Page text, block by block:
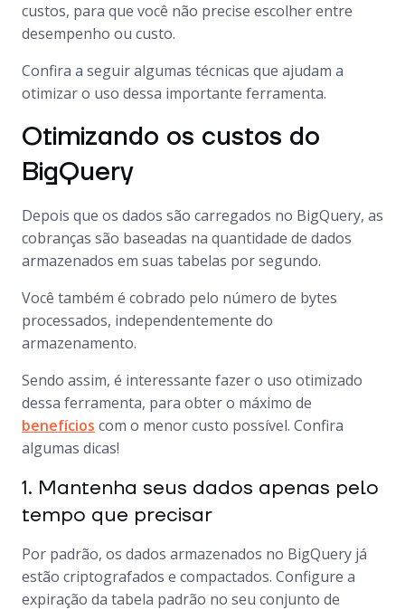
custos, para que você não precise escolher entre
desempenho ou custo.
Confira a seguir algumas técnicas que ajudam a
otimizar o uso dessa importante ferramenta.
Otimizando os custos do
BigQuery
Depois que os dados são carregados no BigQuery, as
cobranças são baseadas na quantidade de dados
armazenados em suas tabelas por segundo.
Você também é cobrado pelo número de bytes
processados, independentemente do
armazenamento.
Sendo assim, é interessante fazer o uso otimizado
dessa ferramenta, para obter o máximo de
benefícios com o menor custo possível. Confira
algumas dicas!
1. Mantenha seus dados apenas pelo
tempo que precisar
Por padrão, os dados armazenados no BigQuery já
estão criptografados e compactados. Configure a
expiração da tabela padrão no seu conjunto de